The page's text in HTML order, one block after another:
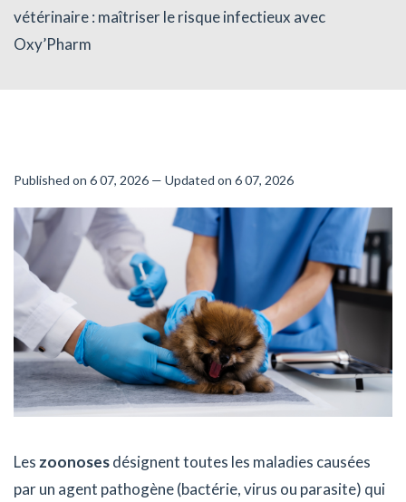
vétérinaire : maîtriser le risque infectieux avec
Oxy’Pharm
Published on 6 07, 2026 — Updated on 6 07, 2026
Les zoonosesdésignent toutes les maladies causées
par un agent pathogène (bactérie, virus ou parasite) qui